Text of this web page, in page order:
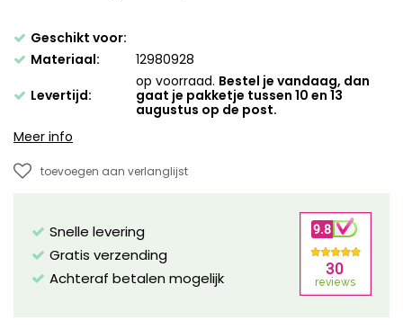
Geschikt voor:
Materiaal:
12980928
Levertijd:
op voorraad. Bestel je vandaag, dan
gaat je pakketje tussen 10 en 13
augustus op de post.
Meer info
toevoegen aan verlanglijst
Snelle levering
Gratis verzending
Achteraf betalen mogelijk